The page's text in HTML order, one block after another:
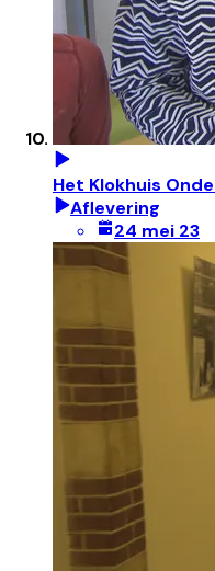
Het Klokhuis
Aflevering
24 mei 23